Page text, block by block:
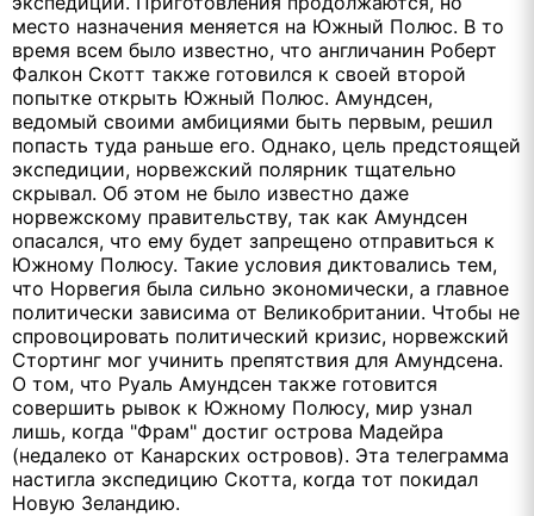
место назначения меняется на Южный Полюс. В то
время всем было известно, что англичанин Роберт
Фалкон Скотт также готовился к своей второй
попытке открыть Южный Полюс. Амундсен,
ведомый своими амбициями быть первым, решил
попасть туда раньше его. Однако, цель предстоящей
экспедиции, норвежский полярник тщательно
скрывал. Об этом не было известно даже
норвежскому правительству, так как Амундсен
опасался, что ему будет запрещено отправиться к
Южному Полюсу. Такие условия диктовались тем,
что Норвегия была сильно экономически, а главное
политически зависима от Великобритании. Чтобы не
спровоцировать политический кризис, норвежский
Стортинг мог учинить препятствия для Амундсена.
О том, что Руаль Амундсен также готовится
совершить рывок к Южному Полюсу, мир узнал
лишь, когда "Фрам" достиг острова Мадейра
(недалеко от Канарских островов). Эта телеграмма
настигла экспедицию Скотта, когда тот покидал
Новую Зеландию.